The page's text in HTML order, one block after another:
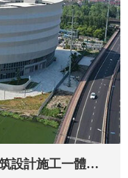
復雜空間結構與膜結構——建筑設計施工一體化實踐與探索